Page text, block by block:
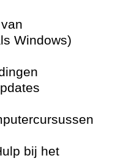
Windows)
bij het